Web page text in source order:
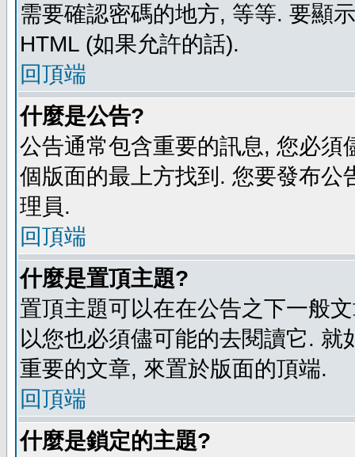
需要確認密碼的地方, 等等. 要顯
HTML (如果允許的話).
回頂端
什麼是公告?
公告通常包含重要的訊息, 您必
個版面的最上方找到. 您要發布
理員.
回頂端
什麼是置頂主題?
置頂主題可以在在公告之下一般
以您也必須儘可能的去閱讀它.
重要的文章, 來置於版面的頂端.
回頂端
什麼是鎖定的主題?